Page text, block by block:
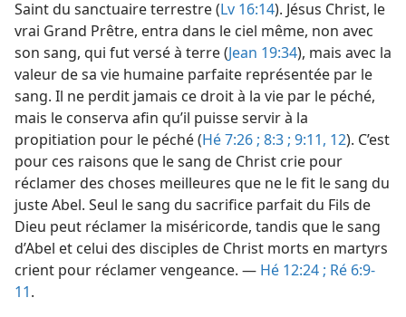
Saint du sanctuaire terrestre (Lv 16:14). Jésus Christ, le
vrai Grand Prêtre, entra dans le ciel même, non avec
son sang, qui fut versé à terre (Jean 19:34), mais avec la
valeur de sa vie humaine parfaite représentée par le
sang. Il ne perdit jamais ce droit à la vie par le péché,
mais le conserva afin qu’il puisse servir à la
propitiation pour le péché (Hé 7:26 ; 8:3 ; 9:11, 12). C’est
pour ces raisons que le sang de Christ crie pour
réclamer des choses meilleures que ne le fit le sang du
juste Abel. Seul le sang du sacrifice parfait du Fils de
Dieu peut réclamer la miséricorde, tandis que le sang
d’Abel et celui des disciples de Christ morts en martyrs
crient pour réclamer vengeance. — Hé 12:24 ; Ré 6:9-
11.